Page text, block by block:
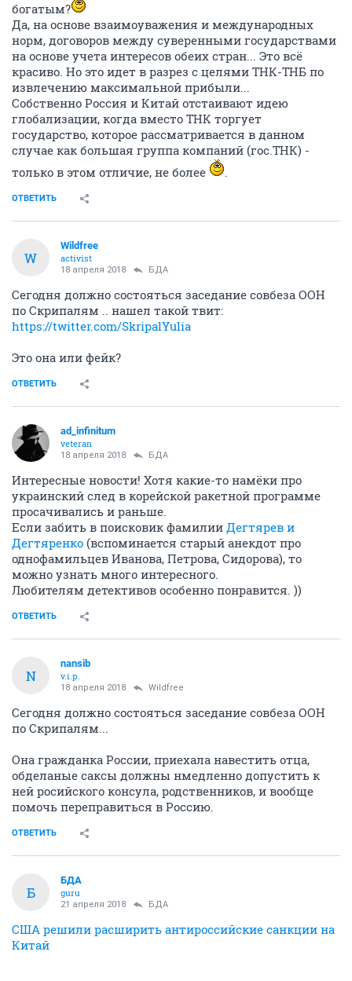
богатым?
Да, на основе взаимоуважения и международных
норм, договоров между суверенными государствами
на основе учета интересов обеих стран... Это всё
красиво. Но это идет в разрез с целями ТНК-ТНБ по
извлечению максимальной прибыли...
Собственно Россия и Китай отстаивают идею
глобализации, когда вместо ТНК торгует
государство, которое рассматривается в данном
случае как большая группа компаний (гос.ТНК) -
только в этом отличие, не более
.
ОТВЕТИТЬ
W
Wildfree
activist
18 апреля 2018 БДА
Сегодня должно состояться заседание совбеза ООН
по Скрипалям .. нашел такой твит:
https://twitter.com/SkripalYulia
Это она или фейк?
ОТВЕТИТЬ
ad_infinitum
veteran
18 апреля 2018 БДА
Интересные новости! Хотя какие-то намёки про
украинский след в корейской ракетной программе
просачивались и раньше.
Если забить в поисковик фамилии Дегтярев и
Дегтяренко (вспоминается старый анекдот про
однофамильцев Иванова, Петрова, Сидорова), то
можно узнать много интересного.
Любителям детективов особенно понравится. ))
ОТВЕТИТЬ
N
nansib
v.i.p.
18 апреля 2018 Wildfree
Сегодня должно состояться заседание совбеза ООН
по Скрипалям...
Она гражданка России, приехала навестить отца,
обделаные саксы должны нмедленно допустить к
ней росийского консула, родственников, и вообще
помочь переправиться в Россию.
ОТВЕТИТЬ
Б
БДА
guru
21 апреля 2018 БДА
США решили расширить антироссийские санкции на
Китай